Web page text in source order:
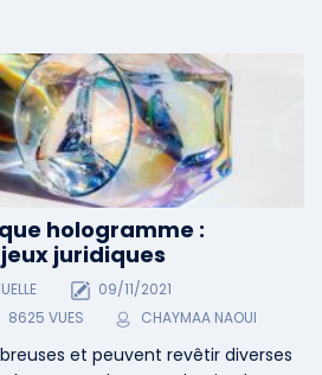
hologramme :
juridiques
09/11/2021
8625 VUES CHAYMAA NAOUI
et peuvent revêtir diverses